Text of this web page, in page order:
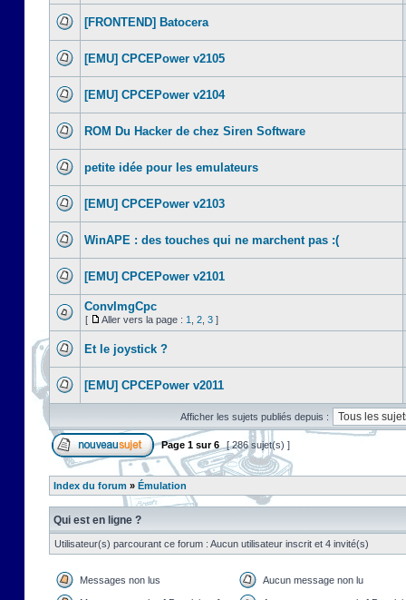
[FRONTEND] Batocera
[EMU] CPCEPower v2105
[EMU] CPCEPower v2104
ROM Du Hacker de chez Siren Software
petite idée pour les emulateurs
[EMU] CPCEPower v2103
WinAPE : des touches qui ne marchent pas :(
[EMU] CPCEPower v2101
ConvImgCpc
[ Aller vers la page : 1 2 3 ]
Et le joystick ?
[EMU] CPCEPower v2011
Afficher les sujets publiés depuis :
Page 1 sur6 [ 286 sujet(s) ]
Index du forum » Émulation
Qui est en ligne ?
Utilisateur(s) parcourant ce forum : Aucun utilisateur inscrit et 4 invité(s)
Messages non lus Aucun message non lu